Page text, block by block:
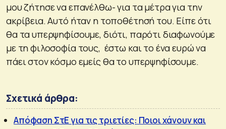
μου ζήτησε να επανέλθω- για τα μέτρα για την
ακρίβεια. Αυτό ήταν η τοποθέτησή του. Είπε ότι
θα τα υπερψηφίσουμε, διότι, παρότι διαφωνούμε
με τη φιλοσοφία τους, έστω και το ένα ευρώ να
πάει στον κόσμο εμείς θα το υπερψηφίσουμε.
Σχετικά άρθρα:
Απόφαση ΣτΕ για τις τριετίες: Ποιοι χάνουν και